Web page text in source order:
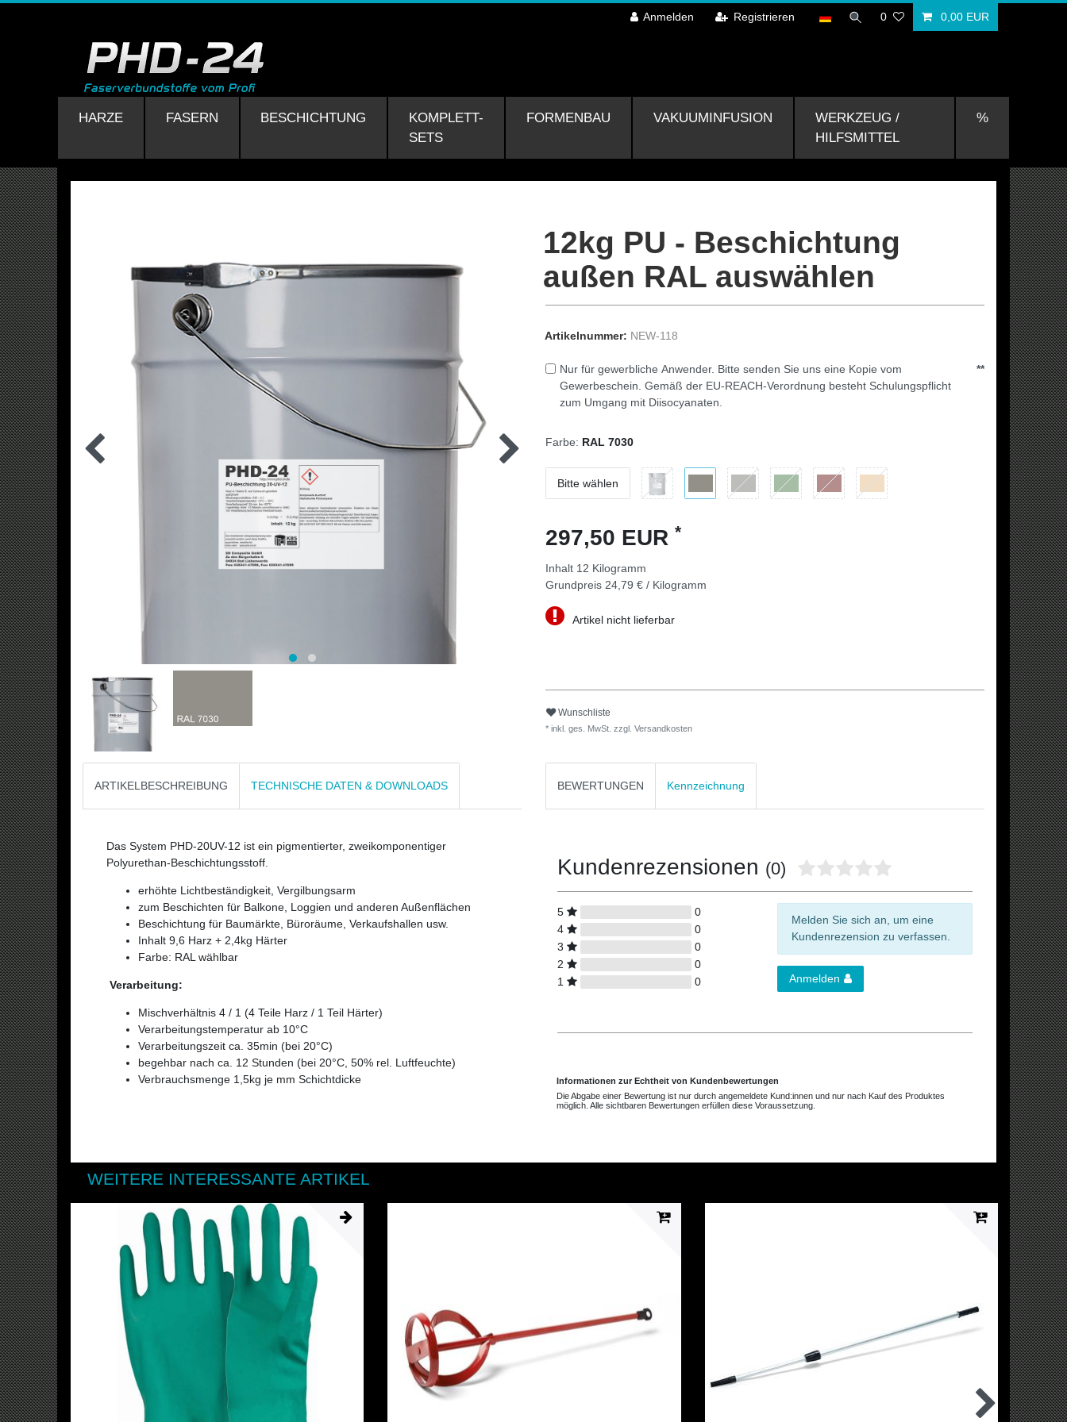
Anmelden Registrieren 0 0,00 EUR
HARZE FASERN BESCHICHTUNG
KOMPLETT-
SETS
FORMENBAU VAKUUMINFUSION
WERKZEUG /
HILFSMITTEL
%
12kg PU - Beschichtung
außen RAL auswählen
Artikelnummer: NEW-118
Nur für gewerbliche Anwender. Bitte senden Sie uns eine Kopie vom
Gewerbeschein. Gemäß der EU-REACH-Verordnung besteht Schulungspflicht
zum Umgang mit Diisocyanaten.
**
Farbe: RAL 7030
Bitte wählen
297,50 EUR *
Inhalt 12 Kilogramm
Grundpreis 24,79 € / Kilogramm
Artikel nicht lieferbar
Wunschliste
* inkl. ges. MwSt. zzgl. Versandkosten
ARTIKELBESCHREIBUNG TECHNISCHE DATEN & DOWNLOADS
Das System PHD-20UV-12 ist ein pigmentierter, zweikomponentiger
Polyurethan-Beschichtungsstoff.
erhöhte Lichtbeständigkeit, Vergilbungsarm
zum Beschichten für Balkone, Loggien und anderen Außenflächen
Beschichtung für Baumärkte, Büroräume, Verkaufshallen usw.
Inhalt 9,6 Harz + 2,4kg Härter
Farbe: RAL wählbar
Verarbeitung:
Mischverhältnis 4 / 1 (4 Teile Harz / 1 Teil Härter)
Verarbeitungstemperatur ab 10°C
Verarbeitungszeit ca. 35min (bei 20°C)
begehbar nach ca. 12 Stunden (bei 20°C, 50% rel. Luftfeuchte)
Verbrauchsmenge 1,5kg je mm Schichtdicke
BEWERTUNGEN Kennzeichnung
Kundenrezensionen (0)
5
0
4
0
3
0
2
0
1
0
Melden Sie sich an, um eine
Kundenrezension zu verfassen.
Anmelden
Informationen zur Echtheit von Kundenbewertungen
Die Abgabe einer Bewertung ist nur durch angemeldete Kund:innen und nur nach Kauf des Produktes
möglich. Alle sichtbaren Bewertungen erfüllen diese Voraussetzung.
WEITERE INTERESSANTE ARTIKEL